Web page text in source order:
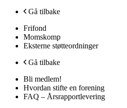
Gå tilbake
Frifond
Momskomp
Eksterne støtteordninger
Gå tilbake
Bli medlem!
Hvordan stifte en forening
FAQ – Årsrapportlevering